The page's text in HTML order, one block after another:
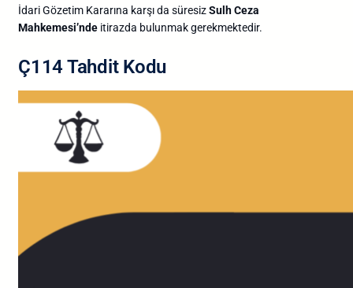
İdari Gözetim Kararına karşı da süresizSulh Ceza
Mahkemesi’nde itirazda bulunmak gerekmektedir.
Ç114 Tahdit Kodu